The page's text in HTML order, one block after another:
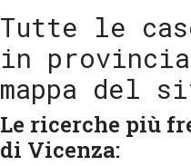
Tutte le
in
mappa del
Le ricerche più
di Vicenza: